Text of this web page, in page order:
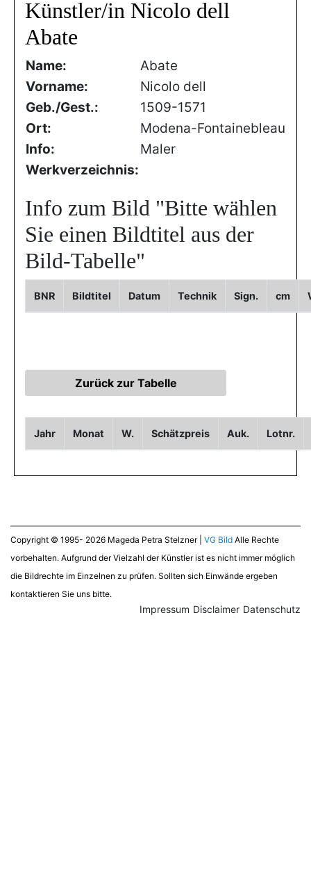
Künstler/in Nicolo dell
Abate
Name:
Abate
Vorname:
Nicolo dell
Geb./Gest.:
1509-1571
Ort:
Modena-Fontainebleau
Info:
Maler
Werkverzeichnis:
Info zum Bild "Bitte wählen
Sie einen Bildtitel aus der
Bild-Tabelle"
BNR Bildtitel Datum Technik Sign. cm
Jahr Monat W. Schätzpreis Auk. Lotnr.
Copyright © 1995- 2026 Mageda Petra Stelzner | VG Bild Alle Rechte
vorbehalten. Aufgrund der Vielzahl der Künstler ist es nicht immer möglich
die Bildrechte im Einzelnen zu prüfen. Sollten sich Einwände ergeben
kontaktieren Sie uns bitte.
Datenschutz
Disclaimer
Impressum